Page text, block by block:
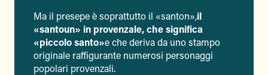
Ma il presepe è soprattutto il «santon»,il
«santoun» in provenzale, che significa
«piccolo santo»e che deriva da uno stampo
originale raffigurante numerosi personaggi
popolari provenzali.